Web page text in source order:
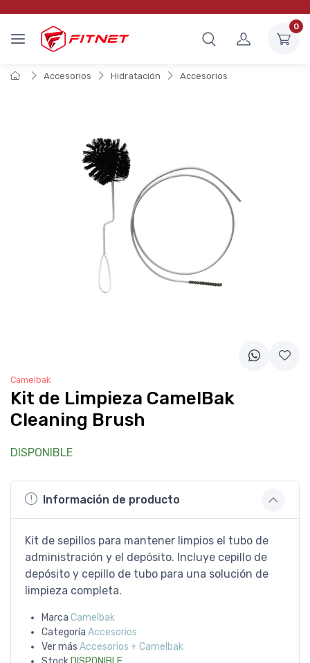
0
Accesorios Hidratación Accesorios
Camelbak
Kit de Limpieza CamelBak
Cleaning Brush
DISPONIBLE
Información de producto
Kit de sepillos para mantener limpios el tubo de
administración y el depósito. Incluye cepillo de
depósito y cepillo de tubo para una solución de
limpieza completa.
Marca Camelbak
Categoría Accesorios
Ver más Accesorios + Camelbak